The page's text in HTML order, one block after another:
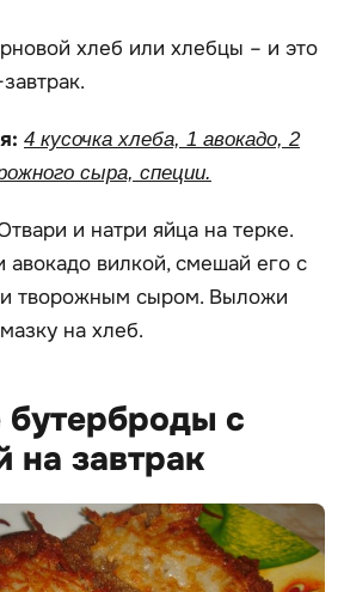
хлеб или хлебцы – и это
4 кусочка хлеба, 1 авокадо, 2
сыра, специи.
и натри яйца на терке.
авокадо вилкой, смешай его с
творожным сыром. Выложи
на хлеб.
бутерброды с
на завтрак